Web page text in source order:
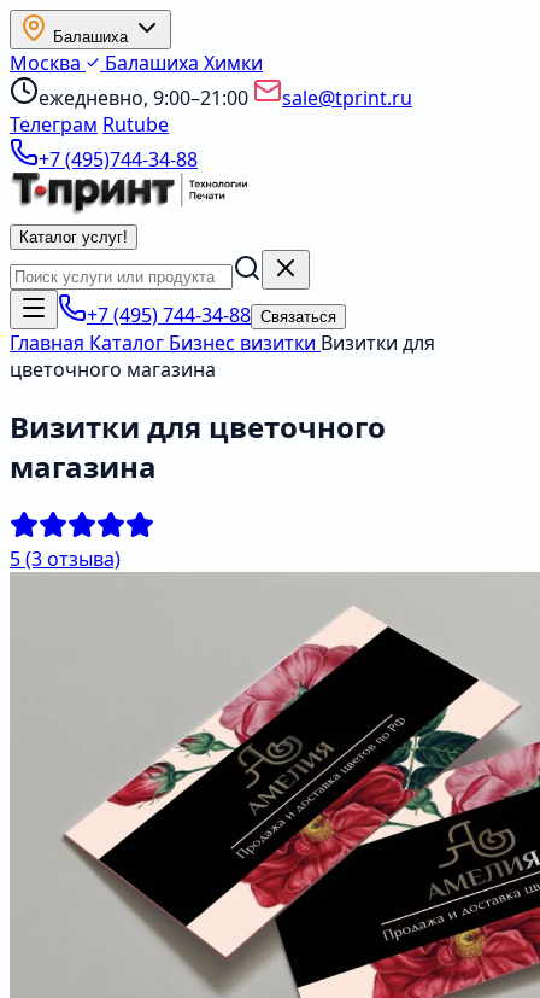
Балашиха
Москва Балашиха Химки
ежедневно, 9:00–21:00
sale@tprint.ru
Телеграм Rutube
+7 (495)744-34-88
Каталог услуг!
+7 (495) 744-34-88 Связаться
Главная Каталог Бизнес визитки Визитки для
цветочного магазина
Визитки для цветочного
магазина
5(3 отзыва)